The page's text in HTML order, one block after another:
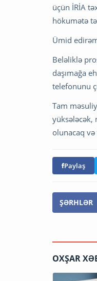
üçün İRİA
hökumətə
Ümid
Beləliklə
daşımağa
telefonunu
Tam
yüksələcək,
olunacaq və
Paylaş
ŞƏRHLƏR
OXŞAR